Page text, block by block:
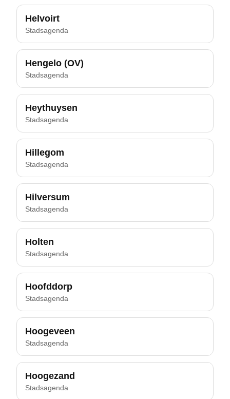
Helvoirt
Stadsagenda
Hengelo (OV)
Stadsagenda
Heythuysen
Stadsagenda
Hillegom
Stadsagenda
Hilversum
Stadsagenda
Holten
Stadsagenda
Hoofddorp
Stadsagenda
Hoogeveen
Stadsagenda
Hoogezand
Stadsagenda